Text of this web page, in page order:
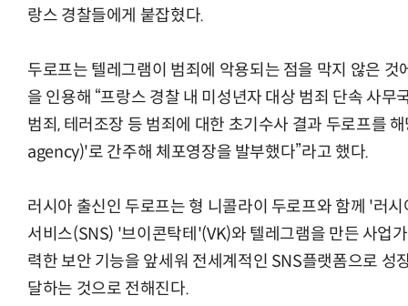
랑스 경찰들에게 붙잡혔다.
두로프는 텔레그램이 범죄에 악용되는 점을 막지 않은 것
을 인용해 “프랑스 경찰 내 미성년자 대상 범죄 단속 사무
범죄, 테러조장 등 범죄에 대한 초기수사 결과 두로프를
agency)'로 간주해 체포영장을 발부했다”라고 했다.
러시아 출신인 두로프는 형 니콜라이 두로프와 함께 '러
서비스(SNS) '브이콘탁테'(VK)와 텔레그램을 만든 사업
력한 보안 기능을 앞세워 전세계적인 SNS플랫폼으로 성
달하는 것으로 전해진다.